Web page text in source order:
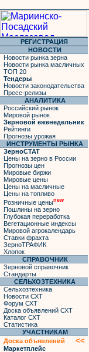
РЕГИСТРАЦИЯ
НОВОСТИ
Новости рынка зерна
Новости рынка масличных
ТОП 20
Тендеры
Новости законодательства
Пресс-релизы
АНАЛИТИКА
Российский рынок
Мировой рынок
Зерновой еженедельник
Рейтинги
Прогнозы урожая
ИНСТРУМЕНТЫ РЫНКА
ЗерноСТАТ
Цены на зерно в России
Прогнозы цен
Мировые биржи
Мировые цены
Цены на масличные
Цены на топливо
Розничные ценыnew
Пошлины на зерно
Глубокая переработка
Вегетационные индексы
Мировой агрокалендарь
Ставки фрахта
ЗерноТРАФИК
Хлопок
СПРАВОЧНИК
Зерновой справочник
Стандарты
СЕЛЬХОЗТЕХНИКА
Сельхозтехника
Новости СХТ
Форум СХТ
Доска объявлений СХТ
Каталог СХТ
Статистика
УЧАСТНИКАМ
Доска объявлений
<<
Маркетплейс